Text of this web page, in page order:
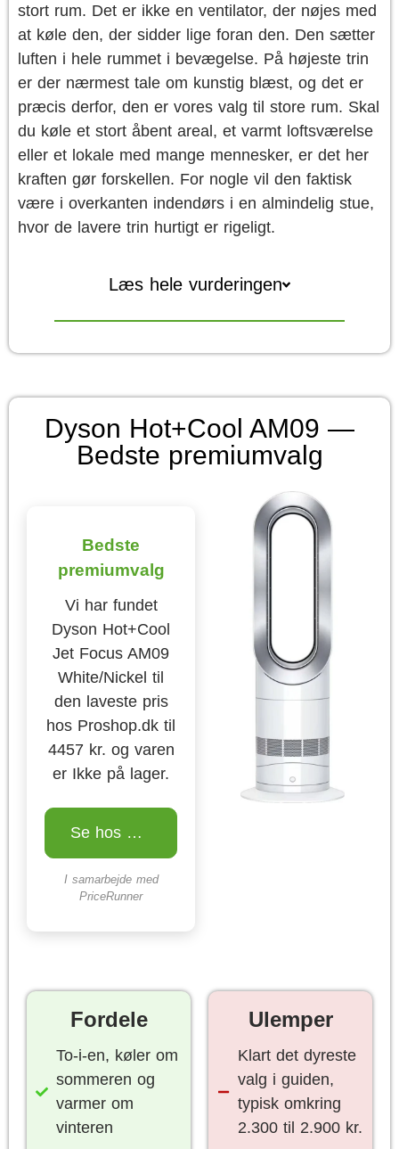
stort rum. Det er ikke en ventilator, der nøjes med
at køle den, der sidder lige foran den. Den sætter
luften i hele rummet i bevægelse. På højeste trin
er der nærmest tale om kunstig blæst, og det er
præcis derfor, den er vores valg til store rum. Skal
du køle et stort åbent areal, et varmt loftsværelse
eller et lokale med mange mennesker, er det her
kraften gør forskellen. For nogle vil den faktisk
være i overkanten indendørs i en almindelig stue,
hvor de lavere trin hurtigt er rigeligt.
Læs hele vurderingen
Dyson Hot+Cool AM09 —
Bedste premiumvalg
Bedste
premiumvalg
Vi har fundet
Dyson Hot+Cool
Jet Focus AM09
White/Nickel til
den laveste pris
hos Proshop.dk til
4457 kr. og varen
er Ikke på lager.
Se hos Proshop.dk
I samarbejde med
PriceRunner
Fordele
To-i-en, køler om
sommeren og
varmer om
vinteren
Ulemper
Klart det dyreste
valg i guiden,
typisk omkring
2.300 til 2.900 kr.